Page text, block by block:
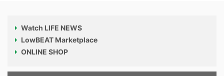
Watch LIFE NEWS
LowBEAT Marketplace
ONLINE SHOP